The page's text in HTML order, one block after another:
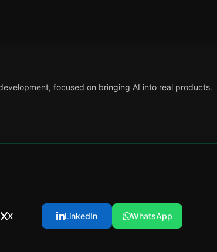
focused on bringing AI into real products.
X LinkedIn WhatsApp